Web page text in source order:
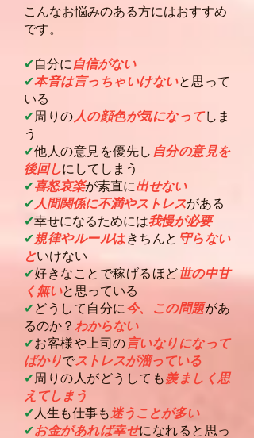
​こんなお悩みのある方にはおすすめ
です。
✔︎自分に 自信がない
✔︎本音は言っちゃいけないと思って
いる
✔︎周りの 人の顔色が気になってしま
う
✔︎他人の意見を優先し 自分の意見を
後回しにしてしまう
✔︎喜怒哀楽が素直に出せない
✔︎ 人間関係に不満やストレスがある
✔︎幸せになるためには我慢が必要
✔︎規律やルールは きちんと 守らない
といけない
✔︎好きなことで稼げるほど世の中甘
く無いと思っている
✔︎どうして自分に 今、この問題があ
るのか？ わからない
✔︎お客様や上司の 言いなりになって
ばかりでストレスが溜っている
✔︎周りの人がどうしても羨ましく思
えてしまう
✔︎ 人生も仕事も 迷うことが多い
✔︎お金があれば幸せになれると思っ